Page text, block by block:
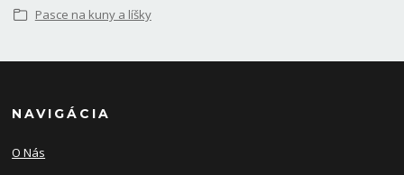
Pasce na kuny a líšky
NAVIGÁCIA
O Nás